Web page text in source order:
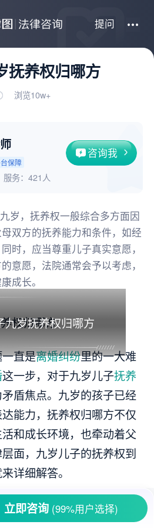
提问
抚养权归哪方
浏览10w+
保障
咨询我
服务： 421人
岁，抚养权一般综合多方面因
双方的抚养能力和条件，如经
时，应当尊重儿子真实意愿，
意愿，法院通常会予以考虑，
成长。
九岁抚养权归哪方
直是离婚纠纷里的一大难
这一步，对于九岁儿子抚养
盾焦点。九岁的孩子已经
能力，抚养权归哪方不仅
和成长环境，也牵动着父
面，九岁儿子的抚养权到
详细解答。
原则
立即咨询 (99%用户选择)